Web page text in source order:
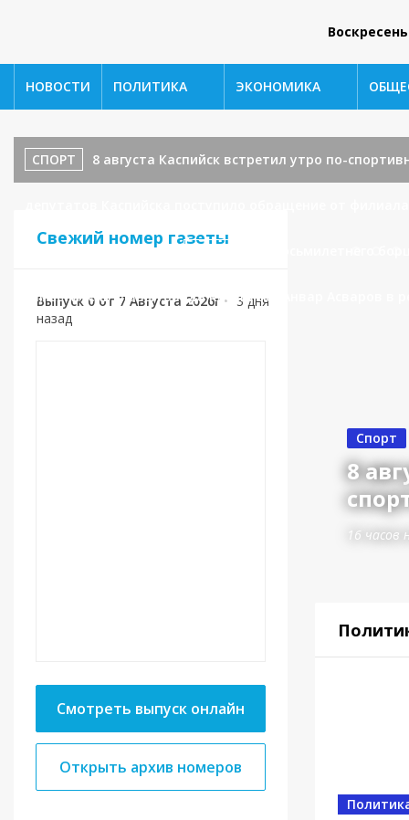
НОВОСТИ ПОЛИТИКА ЭКОНОМИКА
СПОРТ 8 августа Каспийск встретил утро по-
заместитель главы города Каспийска Анвар Асваров
Свежий номер газеты
Выпуск 0 от 7 Августа 2026г • 3 дня
назад
Смотреть выпуск онлайн
Открыть архив номеров
Спорт
8
16 часов